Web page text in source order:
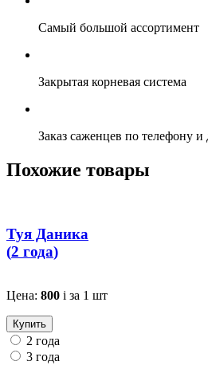
Самый большой ассортимент
Закрытая корневая система
Заказ саженцев по телефону и
Похожие товары
Туя Даника
(2 года)
Цена: 800 i за 1 шт
Купить
2 года
3 года